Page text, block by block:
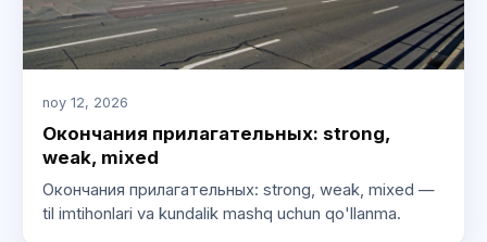
noy 12, 2026
Окончания прилагательных: strong,
weak, mixed
Окончания прилагательных: strong, weak, mixed —
til imtihonlari va kundalik mashq uchun qo'llanma.